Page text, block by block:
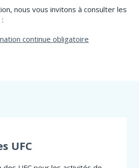
nous vous invitons à consulter les
continue obligatoire
UFC